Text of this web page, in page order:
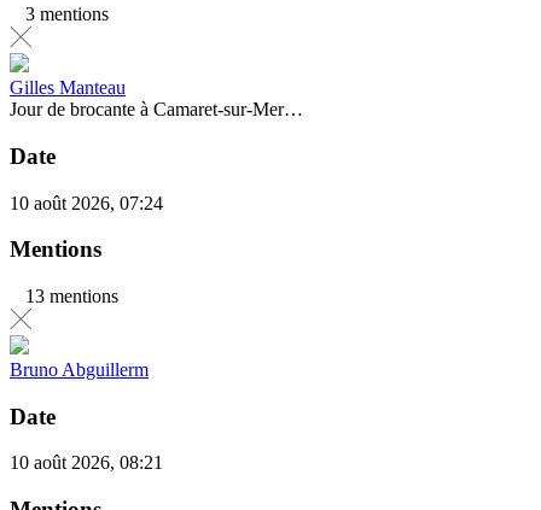
3 mentions
Gilles Manteau
Jour de brocante à Camaret-sur-Mer…
Date
10 août 2026, 07:24
Mentions
13 mentions
Bruno Abguillerm
Date
10 août 2026, 08:21